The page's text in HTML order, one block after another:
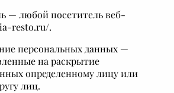
— любой посетитель веб-
resto.ru/.
персональных данных —
на раскрытие
определенному лицу или
лиц.